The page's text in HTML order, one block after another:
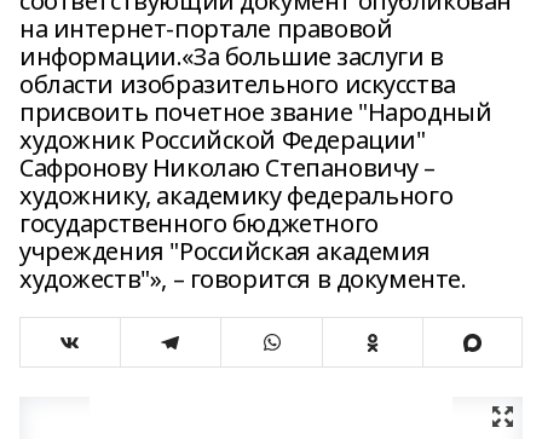
на интернет-портале правовой
информации.«За большие заслуги в
области изобразительного искусства
присвоить почетное звание "Народный
художник Российской Федерации"
Сафронову Николаю Степановичу –
художнику, академику федерального
государственного бюджетного
учреждения "Российская академия
художеств"», – говорится в документе.